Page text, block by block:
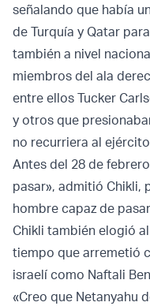
señalando que había
de Turquía y Qatar
también a nivel
miembros del ala
entre ellos Tucker
y otros que
no recurriera al
Antes del 28 de
pasar», admitió Chikli,
hombre capaz de
Chikli también elogió
tiempo que arremetió
israelí como Naftali
«Creo que Netanyahu